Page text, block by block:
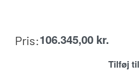
Pris:106.345,00 kr.
Tilføj